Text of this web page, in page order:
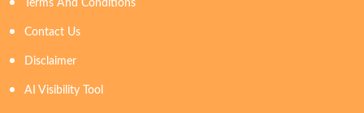
Terms And Conditions
Contact Us
Disclaimer
AI Visibility Tool